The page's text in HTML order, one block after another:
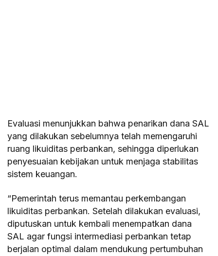
Evaluasi menunjukkan bahwa penarikan dana SAL
yang dilakukan sebelumnya telah memengaruhi
ruang likuiditas perbankan, sehingga diperlukan
penyesuaian kebijakan untuk menjaga stabilitas
sistem keuangan.
“Pemerintah terus memantau perkembangan
likuiditas perbankan. Setelah dilakukan evaluasi,
diputuskan untuk kembali menempatkan dana
SAL agar fungsi intermediasi perbankan tetap
berjalan optimal dalam mendukung pertumbuhan